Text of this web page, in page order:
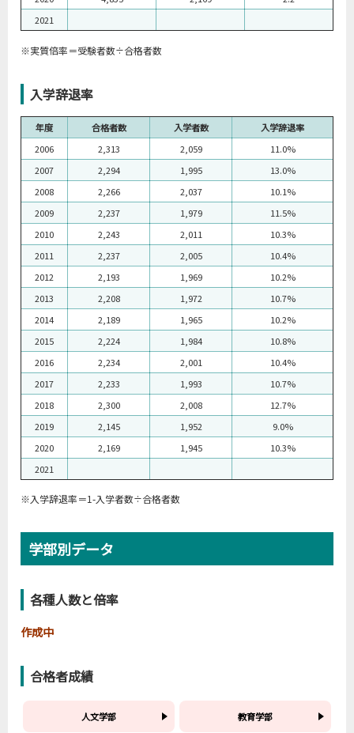
2021
※実質倍率＝受験者数÷合格者数
入学辞退率
年度 合格者数 入学者数
入学辞退率
2006
2,313 2,059
11.0%
2007
2,294 1,995
13.0%
2008
2,266 2,037
10.1%
2009
2,237 1,979
11.5%
2010
2,243 2,011
10.3%
2011
2,237 2,005
10.4%
2012
2,193 1,969
10.2%
2013
2,208 1,972
10.7%
2014
2,189 1,965
10.2%
2015
2,224 1,984
10.8%
2016
2,234 2,001
10.4%
2017
2,233 1,993
10.7%
2018
2,300 2,008
12.7%
2019
2,145 1,952
9.0%
2020
2,169 1,945
10.3%
2021
※入学辞退率＝1-入学者数÷合格者数
学部別データ
各種人数と倍率
作成中
合格者成績
人文学部 教育学部